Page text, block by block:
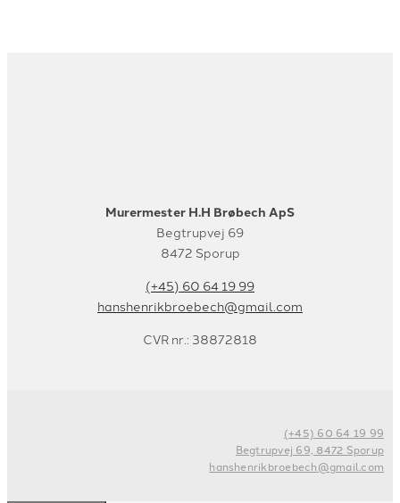
Murermester H.H Brøbech ApS
Begtrupvej 69
8472 Sporup
(+45) 60 64 19 99
hanshenrikbroebech@gmail.com
CVR nr.: 38872818
(+45) 60 64 19 99
Begtrupvej 69, 8472 Sporup
hanshenrikbroebech@gmail.com